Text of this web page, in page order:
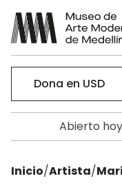
Dona en USD
Abierto hoy
Inicio/Artista/